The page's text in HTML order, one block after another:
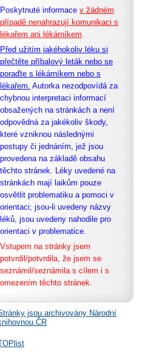
Poskytnuté informace v žádném
případě nenahrazují komunikaci s
lékařem ani lékárníkem.
Před užitím jakéhokoliv léku si
přečtěte příbalový leták nebo se
poraďte s lékárníkem nebo s
lékařem. Autorka nezodpovídá za
chybnou interpretaci informací
obsažených na stránkách a není
odpovědná za jakékoliv škody,
které vzniknou následnými
postupy či jednáním, jež jsou
provedena na základě obsahu
těchto stránek. Léky uvedené na
stránkách mají laikům pouze
osvětlit problematiku a pomoci v
orientaci; jsou-li uvedeny názvy
léků, jsou uvedeny nahodile pro
orientaci v problematice.
Vstupem na stránky jsem
potvrdil/potvrdila, že jsem se
seznámil/seznámila s cílem i s
omezením těchto stránek.